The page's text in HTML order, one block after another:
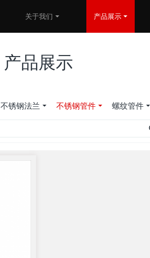
关于我们 产品展示
产品展示
不锈钢法兰 不锈钢管件 螺纹管件